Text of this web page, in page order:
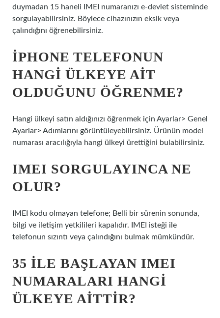
duymadan 15 haneli IMEI numaranızı e-devlet sisteminde
sorgulayabilirsiniz. Böylece cihazınızın eksik veya
çalındığını öğrenebilirsiniz.
IPHONE TELEFONUN
HANGI ÜLKEYE AIT
OLDUĞUNU ÖĞRENME?
Hangi ülkeyi satın aldığınızı öğrenmek için Ayarlar> Genel
Ayarlar> Adımlarını görüntüleyebilirsiniz. Ürünün model
numarası aracılığıyla hangi ülkeyi ürettiğini bulabilirsiniz.
IMEI SORGULAYINCA NE
OLUR?
IMEI kodu olmayan telefone; Belli bir sürenin sonunda,
bilgi ve iletişim yetkilileri kapalıdır. IMEI isteği ile
telefonun sızıntı veya çalındığını bulmak mümkündür.
35 ILE BAŞLAYAN IMEI
NUMARALARI HANGI
ÜLKEYE AITTIR?